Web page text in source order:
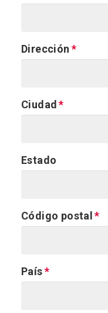
Dirección
Ciudad
Estado
Código postal
País